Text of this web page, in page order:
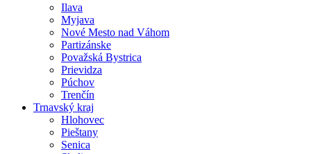
Ilava
Myjava
Nové Mesto nad Váhom
Partizánske
Považská Bystrica
Prievidza
Púchov
Trenčín
Trnavský kraj
Hlohovec
Pieštany
Senica